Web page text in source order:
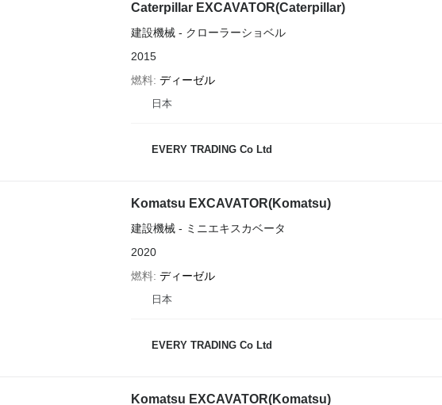
Caterpillar EXCAVATOR(Caterpillar)
建設機械 - クローラーショベル
2015
燃料 ディーゼル
日本
EVERY TRADING Co Ltd
Komatsu EXCAVATOR(Komatsu)
建設機械 - ミニエキスカベータ
2020
燃料 ディーゼル
日本
EVERY TRADING Co Ltd
Komatsu EXCAVATOR(Komatsu)